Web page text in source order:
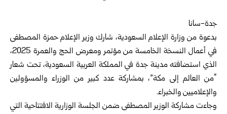
جدة-سانا
بدعوة من وزارة الإعلام السعودية، شاركوزير الإعلامحمزة المصطفى
في أعمال النسخة الخامسة من مؤتمر ومعرض الحج والعمرة 2025،
الذي استضافته مدينة جدة في المملكة العربية السعودية، تحت شعار
“من العالم إلى مكة”، بمشاركة عدد كبير من الوزراء والمسؤولين
والإعلاميين والخبراء.
وجاءت مشاركة الوزيرالمصطفى ضمن الجلسة الوزارية الافتتاحية التي